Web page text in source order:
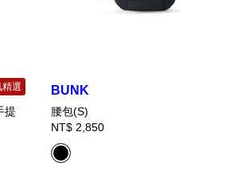
精選
提
BUNK
腰包(S)
NT$ 2,850